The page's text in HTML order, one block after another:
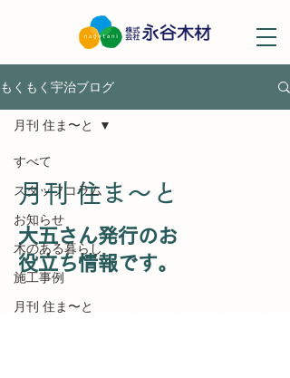
もくもく宇治ブログ
すべて
スタッフコラム
お知らせ
木のある暮らし
施工事例
月刊 住ま〜と
月刊 住ま〜と
月刊 住ま〜と
大五さん発行のお
役立ち情報です。